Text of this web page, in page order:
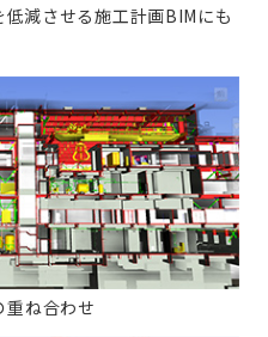
減させる施工計画BIMにも
重ね合わせ